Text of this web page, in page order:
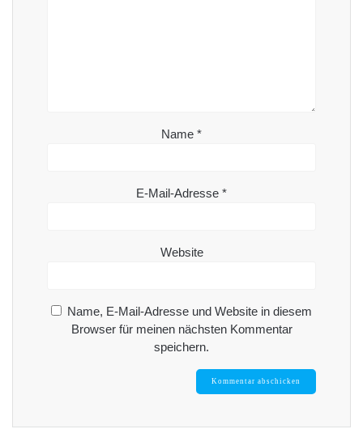
Name *
E-Mail-Adresse *
Website
Name, E-Mail-Adresse und Website in diesem
Browser für meinen nächsten Kommentar
speichern.